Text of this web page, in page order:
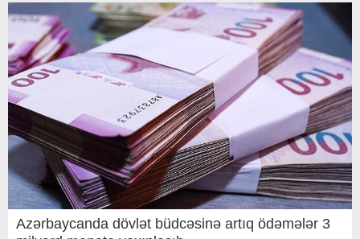
Azərbaycanda dövlət büdcəsinə artıq ödəmələr 3